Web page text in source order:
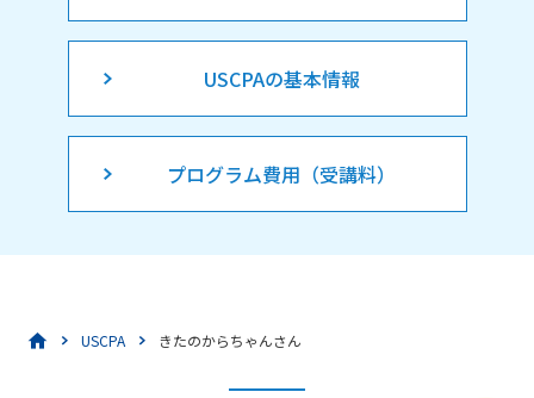
USCPAの基本情報
プログラム費用（受講料）
USCPA きたのからちゃんさん